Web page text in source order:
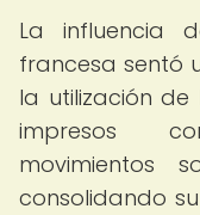
La influencia
francesa sentó
la utilización
impresos
movimientos
consolidando